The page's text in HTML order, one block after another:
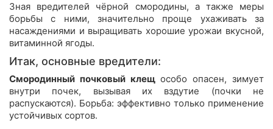
Зная вредителей чёрной смородины, а также меры
борьбы с ними, значительно проще ухаживать за
насаждениями и выращивать хорошие урожаи вкусной,
витаминной ягоды.
Итак, основные вредители:
Смородинный почковый клещособо опасен, зимует
внутри почек, вызывая их вздутие (почки не
распускаются). Борьба: эффективно только применение
устойчивых сортов.